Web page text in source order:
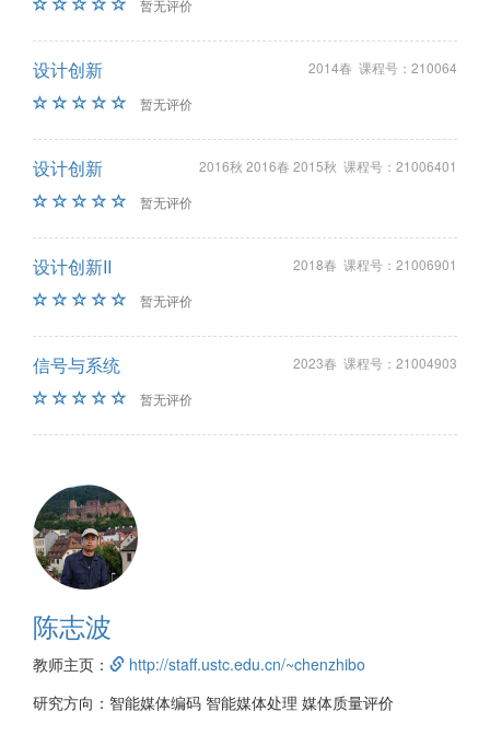
暂无评价
设计创新
2014春 课程号：210064
暂无评价
设计创新
2016秋 2016春 2015秋 课程号：21006401
暂无评价
设计创新II
2018春 课程号：21006901
暂无评价
信号与系统
2023春 课程号：21004903
暂无评价
陈志波
教师主页：
http://staff.ustc.edu.cn/~chenzhibo
研究方向：智能媒体编码 智能媒体处理 媒体质量评价